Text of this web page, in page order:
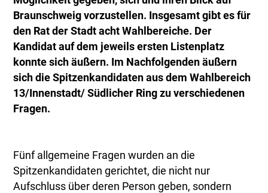
Braunschweig vorzustellen. Insgesamt gibt es für
den Rat der Stadt acht Wahlbereiche. Der
Kandidat auf dem jeweils ersten Listenplatz
konnte sich äußern. Im Nachfolgenden äußern
sich die Spitzenkandidaten aus dem Wahlbereich
13/Innenstadt/ Südlicher Ring zu verschiedenen
Fragen.
Fünf allgemeine Fragen wurden an die
Spitzenkandidaten gerichtet, die nicht nur
Aufschluss über deren Person geben, sondern